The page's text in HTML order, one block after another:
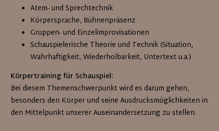
Atem- und Sprechtechnik
Körpersprache, Bühnenpräsenz
Gruppen- und Einzelimprovisationen
Schauspielerische Theorie und Technik (Situation,
Wahrhaftigkeit, Wiederholbarkeit, Untertext u.a.)
Körpertraining für Schauspiel:
Bei diesem Themenschwerpunkt wird es darum gehen,
besonders den Körper und seine Ausdrucksmöglichkeiten in
den Mittelpunkt unserer Auseinandersetzung zu stellen.